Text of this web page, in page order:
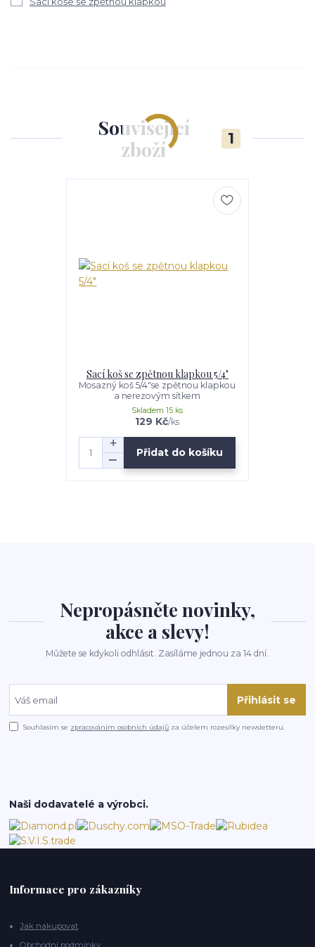
Související
zboží
1
Sací koš se zpětnou klapkou 5/4"
Mosazný koš 5/4"se zpětnou klapkou
a nerezovým sítkem
129 Kč/ks
Skladem 15 ks
Přidat do košíku
Nepropásněte novinky,
akce a slevy!
Můžete se kdykoli odhlásit. Zasíláme jednou za 14 dní.
Přihlásit se
Souhlasím se zpracováním osobních údajů za účelem rozesílky newsletteru.
Naši dodavatelé a výrobci.
Informace pro zákazníky
Jak nakupovat
Obchodní podmínky